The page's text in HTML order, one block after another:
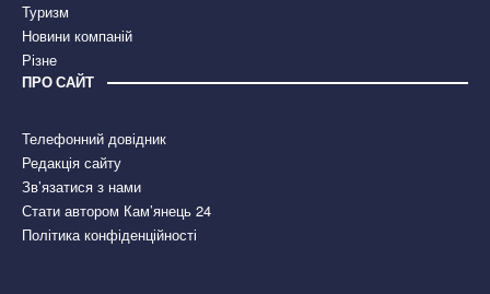
Туризм
Новини компаній
Різне
ПРО САЙТ
Телефонний довідник
Редакція сайту
Зв’язатися з нами
Стати автором Кам’янець 24
Політика конфіденційності